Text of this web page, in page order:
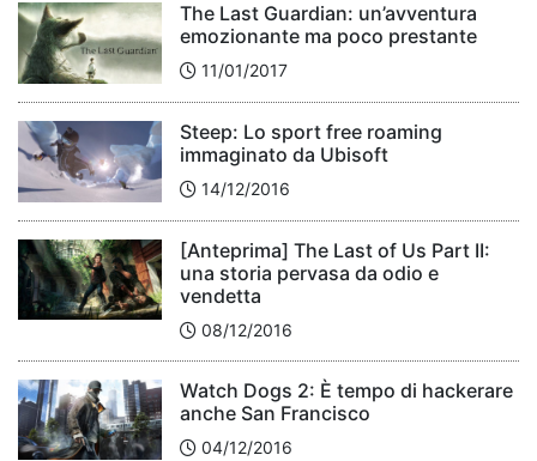
The Last Guardian: un’avventura
emozionante ma poco prestante
11/01/2017
Steep: Lo sport free roaming
immaginato da Ubisoft
14/12/2016
[Anteprima] The Last of Us Part II:
una storia pervasa da odio e
vendetta
08/12/2016
Watch Dogs 2: È tempo di hackerare
anche San Francisco
04/12/2016